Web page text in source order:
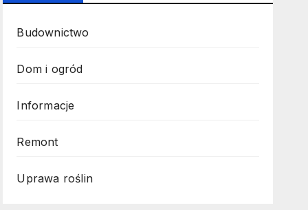
Budownictwo
Dom i ogród
Informacje
Remont
Uprawa roślin